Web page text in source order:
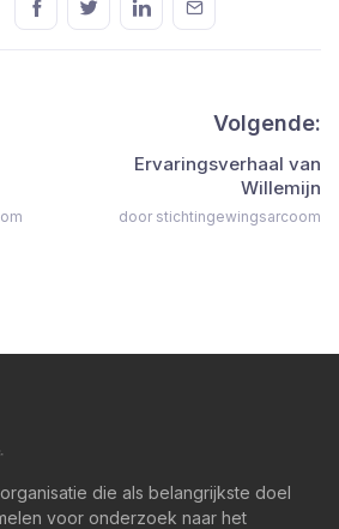
Volgende:
Ervaringsverhaal van
Willemijn
door stichtingewingsarcoom
die als belangrijkste doel
voor onderzoek naar het